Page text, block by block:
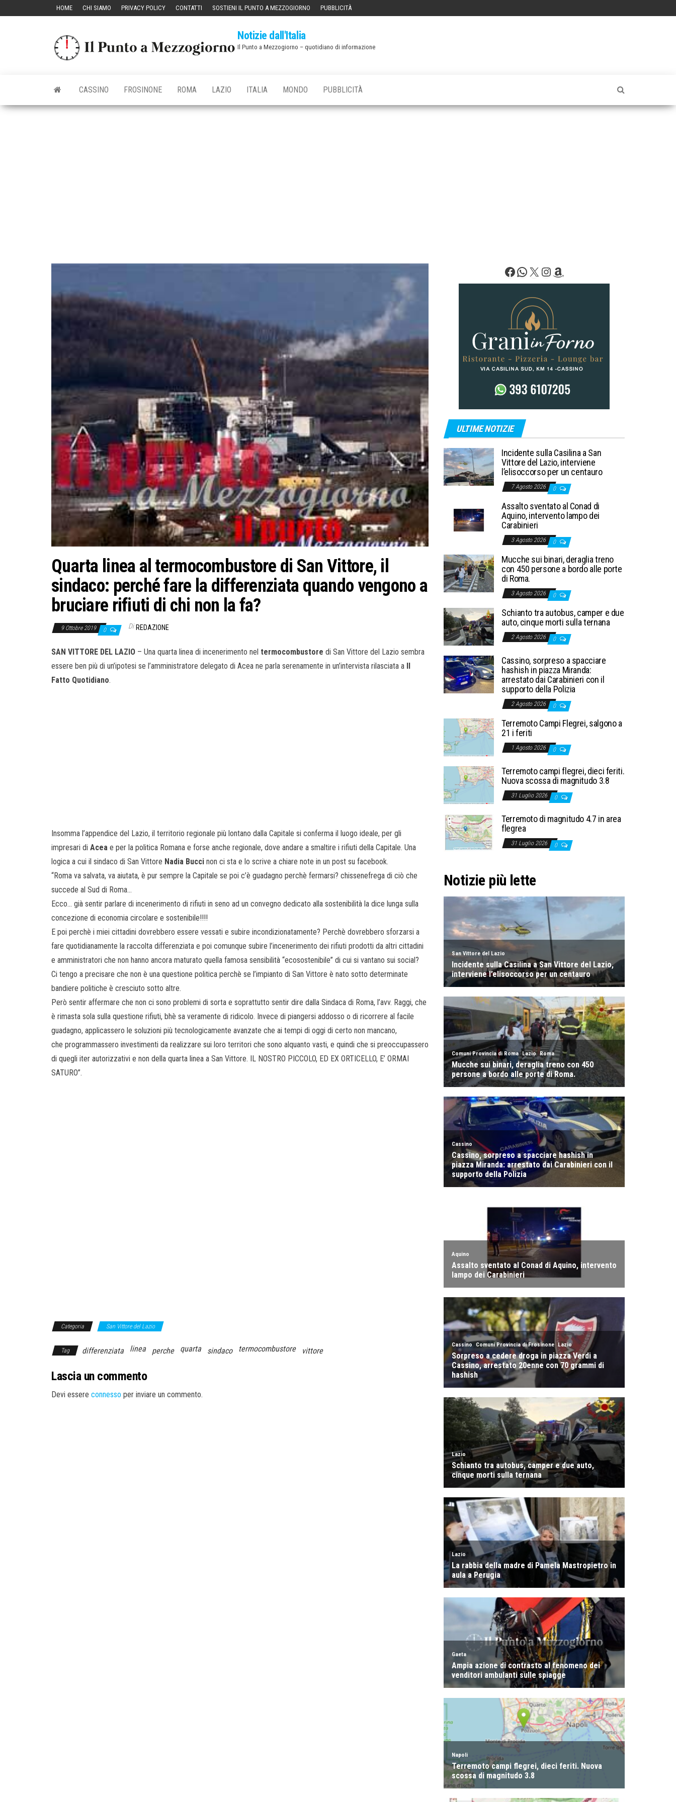
HOME CHI SIAMO PRIVACY POLICY CONTATTI SOSTIENI IL PUNTO A MEZZOGIORNO PUBBLICITÀ
Notizie dall'Italia
Il Punto a Mezzogiorno – quotidiano di informazione
CASSINO FROSINONE ROMA LAZIO ITALIA MONDO PUBBLICITÀ
Quarta linea al termocombustore di San Vittore, il
sindaco: perché fare la differenziata quando vengono a
bruciare rifiuti di chi non la fa?
9 Ottobre 2019 0 Di REDAZIONE
SAN VITTORE DEL LAZIO – Una quarta linea di incenerimento nel termocombustore di San Vittore del Lazio sembra
essere ben più di un’ipotesi se l’amministratore delegato di Acea ne parla serenamente in un’intervista rilasciata a Il
Fatto Quotidiano.
Insomma l’appendice del Lazio, il territorio regionale più lontano dalla Capitale si conferma il luogo ideale, per gli
impresari di Acea e per la politica Romana e forse anche regionale, dove andare a smaltire i rifiuti della Capitale. Una
logica a cui il sindaco di San Vittore Nadia Bucci non ci sta e lo scrive a chiare note in un post su facebook.
“Roma va salvata, va aiutata, è pur sempre la Capitale se poi c’è guadagno perchè fermarsi? chissenefrega di ciò che
succede al Sud di Roma…
Ecco… già sentir parlare di incenerimento di rifiuti in seno ad un convegno dedicato alla sostenibilità la dice lunga sulla
concezione di economia circolare e sostenibile!!!!
E poi perchè i miei cittadini dovrebbero essere vessati e subire incondizionatamente? Perchè dovrebbero sforzarsi a
fare quotidianamente la raccolta differenziata e poi comunque subire l’incenerimento dei rifiuti prodotti da altri cittadini
e amministratori che non hanno ancora maturato quella famosa sensibilità “ecosostenibile” di cui si vantano sui social?
Ci tengo a precisare che non è una questione politica perchè se l’impianto di San Vittore è nato sotto determinate
bandiere politiche è cresciuto sotto altre.
Però sentir affermare che non ci sono problemi di sorta e soprattutto sentir dire dalla Sindaca di Roma, l’avv. Raggi, che
è rimasta sola sulla questione rifiuti, bhè sa veramente di ridicolo. Invece di piangersi addosso o di ricorrere al facile
guadagno, applicassero le soluzioni più tecnologicamente avanzate che ai tempi di oggi di certo non mancano,
che programmassero investimenti da realizzare sui loro territori che sono alquanto vasti, e quindi che si preoccupassero
di quegli iter autorizzativi e non della quarta linea a San Vittore. IL NOSTRO PICCOLO, ED EX ORTICELLO, E’ ORMAI
SATURO”.
Categoria San Vittore del Lazio
Tag differenziata linea perche quarta sindaco termocombustore vittore
Lascia un commento
Devi essere connesso per inviare un commento.
Facebook
WhatsApp
X Instagram
Amazon
ULTIME NOTIZIE
Incidente sulla Casilina a San
Vittore del Lazio, interviene
l’elisoccorso per un centauro
7 Agosto 2026 0
Assalto sventato al Conad di
Aquino, intervento lampo dei
Carabinieri
3 Agosto 2026 0
Mucche sui binari, deraglia treno
con 450 persone a bordo alle porte
di Roma.
3 Agosto 2026 0
Schianto tra autobus, camper e due
auto, cinque morti sulla ternana
2 Agosto 2026 0
Cassino, sorpreso a spacciare
hashish in piazza Miranda:
arrestato dai Carabinieri con il
supporto della Polizia
2 Agosto 2026 0
Terremoto Campi Flegrei, salgono a
21 i feriti
1 Agosto 2026 0
Terremoto campi flegrei, dieci feriti.
Nuova scossa di magnitudo 3.8
31 Luglio 2026 0
Terremoto di magnitudo 4.7 in area
flegrea
31 Luglio 2026 0
Notizie più lette